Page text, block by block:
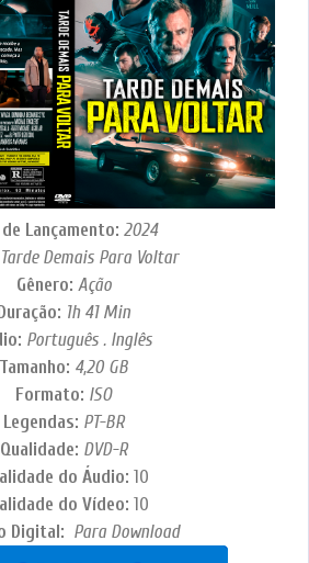
Lançamento: 2024
Tarde Demais Para Voltar
Gênero: Ação
1h 41 Min
Português . Inglês
Tamanho: 4,20 GB
Formato: ISO
Legendas: PT-BR
Qualidade: DVD-R
do Áudio: 10
do Vídeo: 10
Digital: Para Download